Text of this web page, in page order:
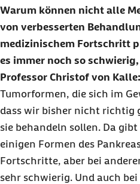
Warum können nicht alle
von verbesserten
medizinischem Fortschritt
es immer noch so
Professor Christof von Kalle:
Tumorformen, die sich im
dass wir bisher nicht richtig
sie behandeln sollen. Da gibt
einigen Formen des
Fortschritte, aber bei
sehr schwierig. Und auch